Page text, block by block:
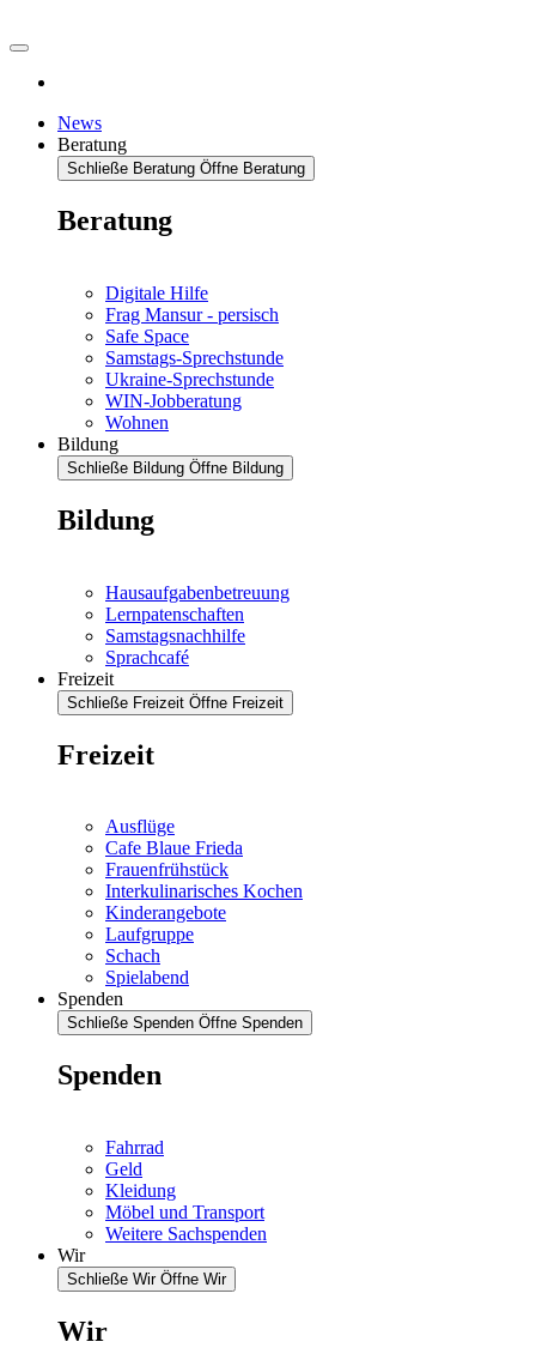
News
Beratung
Schließe Beratung Öffne Beratung
Beratung
Digitale Hilfe
Frag Mansur - persisch
Safe Space
Samstags-Sprechstunde
Ukraine-Sprechstunde
WIN-Jobberatung
Wohnen
Bildung
Schließe Bildung Öffne Bildung
Bildung
Hausaufgabenbetreuung
Lernpatenschaften
Samstagsnachhilfe
Sprachcafé
Freizeit
Schließe Freizeit Öffne Freizeit
Freizeit
Ausflüge
Cafe Blaue Frieda
Frauenfrühstück
Interkulinarisches Kochen
Kinderangebote
Laufgruppe
Schach
Spielabend
Spenden
Schließe Spenden Öffne Spenden
Spenden
Fahrrad
Geld
Kleidung
Möbel und Transport
Weitere Sachspenden
Wir
Schließe Wir Öffne Wir
Wir